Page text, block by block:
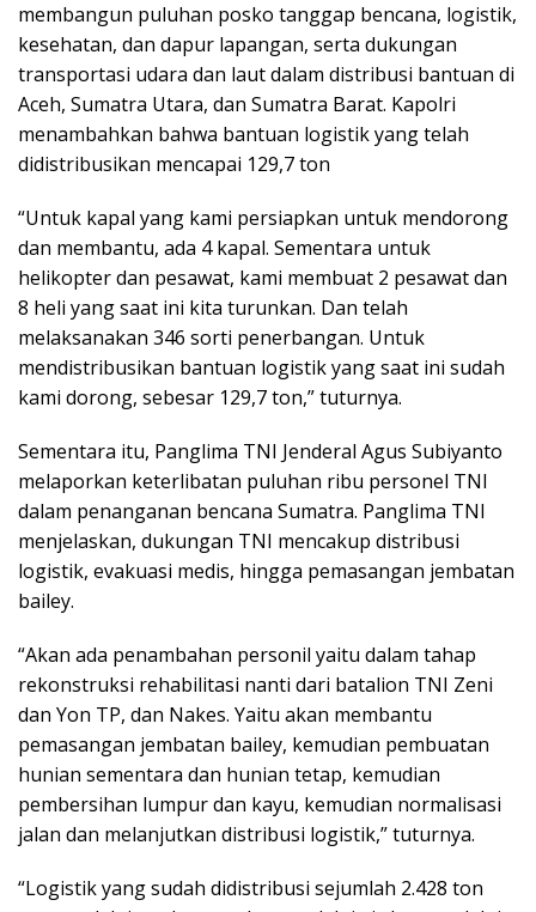
membangun puluhan posko tanggap bencana, logistik,
kesehatan, dan dapur lapangan, serta dukungan
transportasi udara dan laut dalam distribusi bantuan di
Aceh, Sumatra Utara, dan Sumatra Barat. Kapolri
menambahkan bahwa bantuan logistik yang telah
didistribusikan mencapai 129,7 ton
“Untuk kapal yang kami persiapkan untuk mendorong
dan membantu, ada 4 kapal. Sementara untuk
helikopter dan pesawat, kami membuat 2 pesawat dan
8 heli yang saat ini kita turunkan. Dan telah
melaksanakan 346 sorti penerbangan. Untuk
mendistribusikan bantuan logistik yang saat ini sudah
kami dorong, sebesar 129,7 ton,” tuturnya.
Sementara itu, Panglima TNI Jenderal Agus Subiyanto
melaporkan keterlibatan puluhan ribu personel TNI
dalam penanganan bencana Sumatra. Panglima TNI
menjelaskan, dukungan TNI mencakup distribusi
logistik, evakuasi medis, hingga pemasangan jembatan
bailey.
“Akan ada penambahan personil yaitu dalam tahap
rekonstruksi rehabilitasi nanti dari batalion TNI Zeni
dan Yon TP, dan Nakes. Yaitu akan membantu
pemasangan jembatan bailey, kemudian pembuatan
hunian sementara dan hunian tetap, kemudian
pembersihan lumpur dan kayu, kemudian normalisasi
jalan dan melanjutkan distribusi logistik,” tuturnya.
“Logistik yang sudah didistribusi sejumlah 2.428 ton